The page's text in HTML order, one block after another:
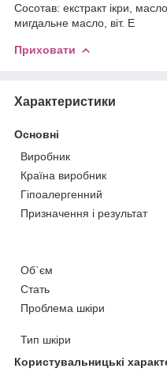
Сосотав: екстракт ікри,
мигдальне масло, віт. Е
Приховати
Характеристики
Основні
Виробник
Країна виробник
Гіпоалергенний
Призначення і результат
Об`єм
Стать
Проблема шкіри
Тип шкіри
Користувальницькі